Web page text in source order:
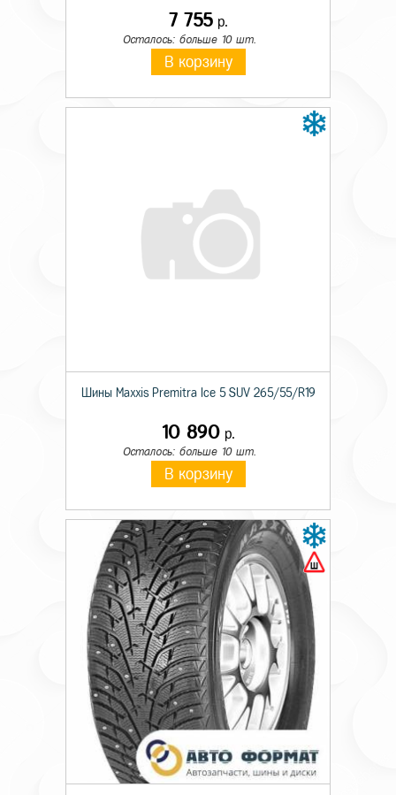
7 755р.
Осталось: больше 10 шт.
В корзину
Шины Maxxis Premitra Ice 5 SUV 265/55/R19
10 890р.
Осталось: больше 10 шт.
В корзину